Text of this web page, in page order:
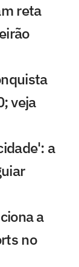
reta
veja
a
a
no